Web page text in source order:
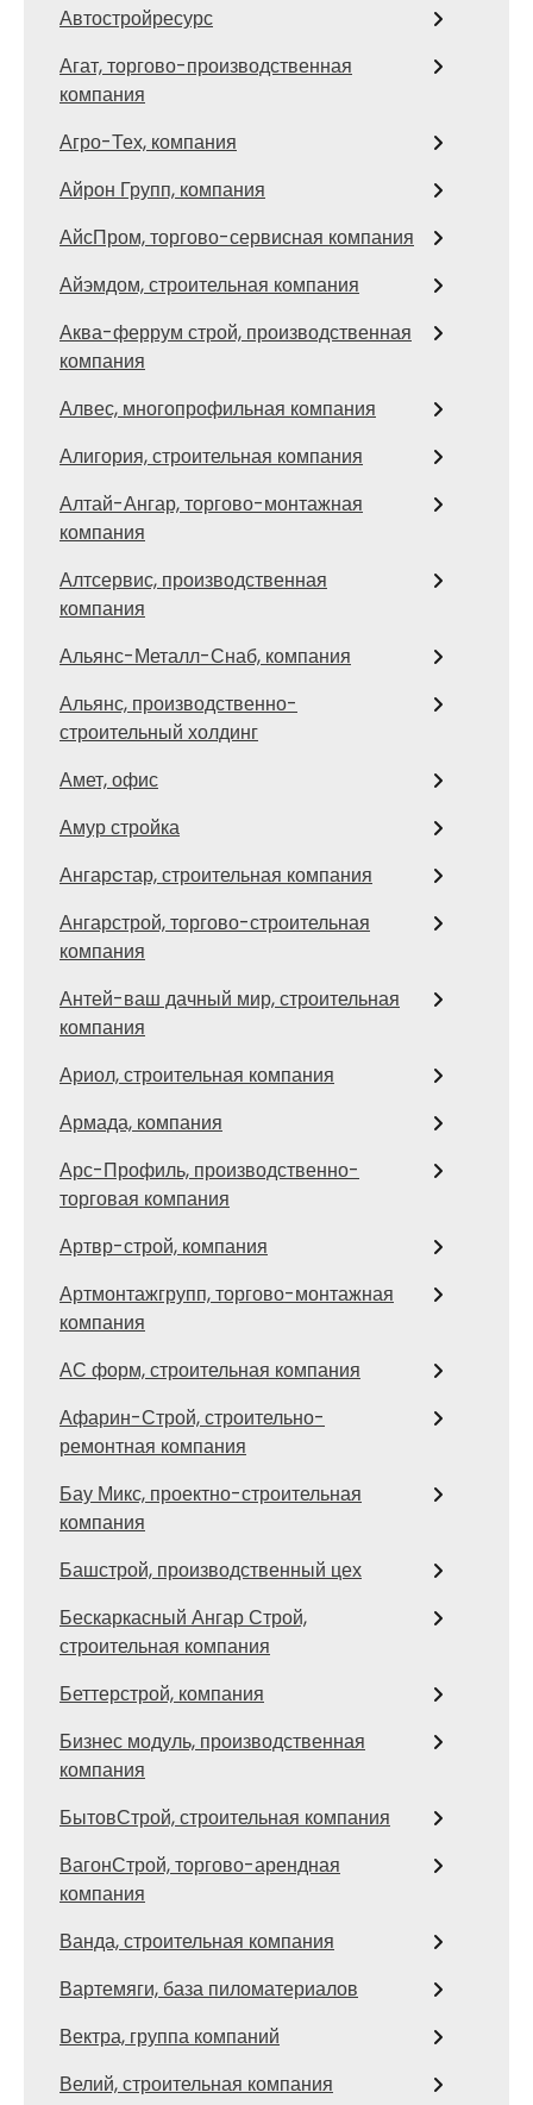
Автостройресурс
Агат, торгово-производственная
компания
Агро-Тех, компания
Айрон Групп, компания
АйсПром, торгово-сервисная компания
Айэмдом, строительная компания
Аква-феррум строй, производственная
компания
Алвес, многопрофильная компания
Алигория, строительная компания
Алтай-Ангар, торгово-монтажная
компания
Алтсервис, производственная
компания
Альянс-Металл-Снаб, компания
Альянс, производственно-
строительный холдинг
Амет, офис
Амур стройка
Ангарcтар, строительная компания
Ангарстрой, торгово-строительная
компания
Антей-ваш дачный мир, строительная
компания
Ариол, строительная компания
Армада, компания
Арс-Профиль, производственно-
торговая компания
Артвр-строй, компания
Артмонтажгрупп, торгово-монтажная
компания
АС форм, строительная компания
Афарин-Строй, строительно-
ремонтная компания
Бау Микс, проектно-строительная
компания
Башстрой, производственный цех
Бескаркасный Ангар Строй,
строительная компания
Беттерстрой, компания
Бизнес модуль, производственная
компания
БытовСтрой, строительная компания
ВагонСтрой, торгово-арендная
компания
Ванда, строительная компания
Вартемяги, база пиломатериалов
Вектра, группа компаний
Велий, строительная компания